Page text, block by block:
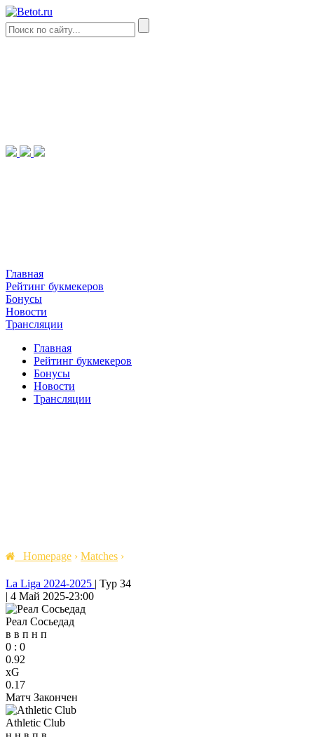
Главная
Рейтинг букмекеров
Бонусы
Новости
Трансляции
Главная
Рейтинг букмекеров
Бонусы
Новости
Трансляции
Homepage › Matches ›
La Liga 2024-2025 | Тур 34
| 4 Май 2025-23:00
Реал Сосьедад
в в п н п
0 : 0
0.92
xG
0.17
Матч Закончен
Athletic Club